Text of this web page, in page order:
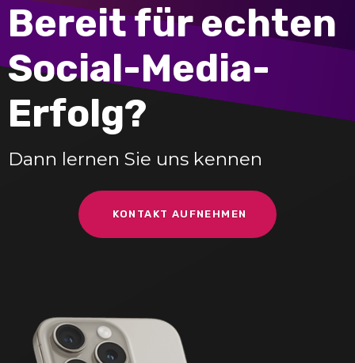
Bereit für echten
Social-Media-
Erfolg?
Dann lernen Sie uns kennen
KONTAKT AUFNEHMEN